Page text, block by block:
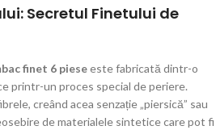
Secretul Finetului de
finet 6 pieseeste fabricată dintr-o
printr-un proces special de periere.
creând acea senzație „piersică” sau
de materialele sintetice care pot fi